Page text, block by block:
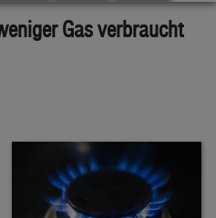
Gas verbraucht